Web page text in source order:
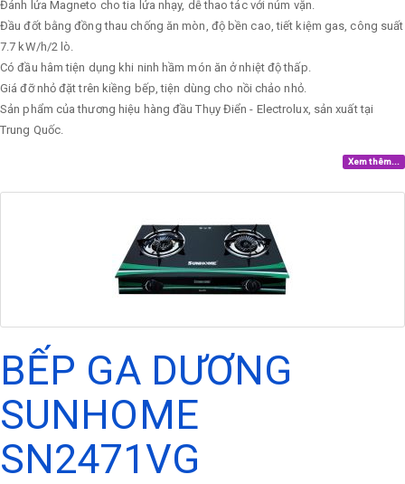
Đánh lửa Magneto cho tia lửa nhạy, dễ thao tác với núm vặn.
Đầu đốt bằng đồng thau chống ăn mòn, độ bền cao, tiết kiệm gas, công suất
7.7 kW/h/2 lò.
Có đầu hâm tiện dụng khi ninh hầm món ăn ở nhiệt độ thấp.
Giá đỡ nhỏ đặt trên kiềng bếp, tiện dùng cho nồi chảo nhỏ.
Sản phẩm của thương hiệu hàng đầu Thụy Điển - Electrolux, sản xuất tại
Trung Quốc.
Xem thêm...
BẾP GA DƯƠNG
SUNHOME
SN2471VG